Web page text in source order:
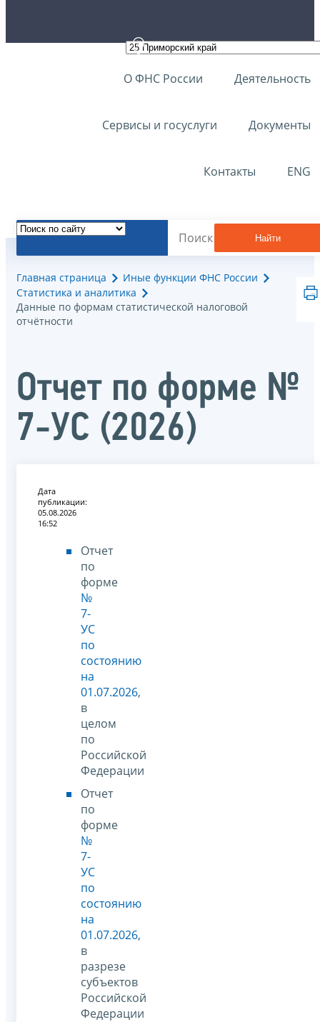
О ФНС России Деятельность
Сервисы и госуслуги Документы
Контакты ENG
Найти
Главная страница
Иные функции ФНС России
Статистика и аналитика
Данные по формам статистической налоговой
отчётности
Отчет по форме №
7-УС (2026)
Дата
публикации:
05.08.2026
16:52
Отчет
по
форме
№
7-
УС
по
состоянию
на
01.07.2026,
в
целом
по
Российской
Федерации
Отчет
по
форме
№
7-
УС
по
состоянию
на
01.07.2026,
в
разрезе
субъектов
Российской
Федерации